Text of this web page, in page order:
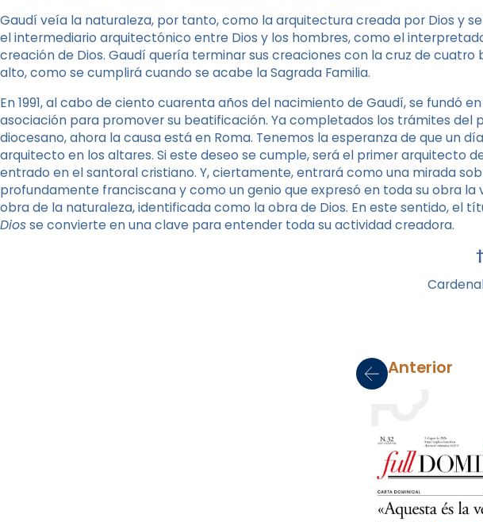
Gaudí veía la naturaleza, por tanto, como la arquitectura creada por Dios y
el intermediario arquitectónico entre Dios y los hombres, como el
creación de Dios. Gaudí quería terminar sus creaciones con la cruz de cuatro
alto, como se cumplirá cuando se acabe la Sagrada Familia.
En 1991, al cabo de ciento cuarenta años del nacimiento de Gaudí, se fundó
asociación para promover su beatificación. Ya completados los trámites del
diocesano, ahora la causa está en Roma. Tenemos la esperanza de que un
arquitecto en los altares. Si este deseo se cumple, será el primer arquitecto
entrado en el santoral cristiano. Y, ciertamente, entrará como una mirada
profundamente franciscana y como un genio que expresó en toda su obra la
obra de la naturaleza, identificada como la obra de Dios. En este sentido, el
Diosse convierte en una clave para entender toda su actividad creadora.
†
Anterior